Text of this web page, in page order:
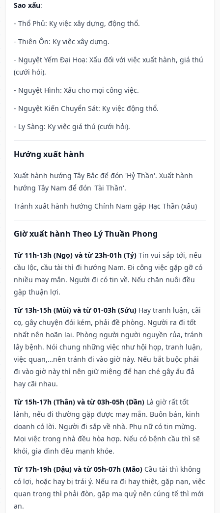
Sao xấu:
- Thổ Phủ: Kỵ việc xây dựng, động thổ.
- Thiên Ôn: Kỵ việc xây dựng.
- Nguyệt Yếm Đại Hoạ: Xấu đối với việc xuất hành, giá thú
(cưới hỏi).
- Nguyệt Hình: Xấu cho mọi công việc.
- Nguyệt Kiến Chuyển Sát: Kỵ việc động thổ.
- Ly Sàng: Kỵ việc giá thú (cưới hỏi).
Hướng xuất hành
Xuất hành hướng Tây Bắc để đón 'Hỷ Thần'. Xuất hành
hướng Tây Nam để đón 'Tài Thần'.
Tránh xuất hành hướng Chính Nam gặp Hạc Thần (xấu)
Giờ xuất hành Theo Lý Thuần Phong
Từ 11h-13h (Ngọ) và từ 23h-01h (Tý) Tin vui sắp tới, nếu
cầu lộc, cầu tài thì đi hướng Nam. Đi công việc gặp gỡ có
nhiều may mắn. Người đi có tin về. Nếu chăn nuôi đều
gặp thuận lợi.
Từ 13h-15h (Mùi) và từ 01-03h (Sửu) Hay tranh luận, cãi
cọ, gây chuyện đói kém, phải đề phòng. Người ra đi tốt
nhất nên hoãn lại. Phòng người người nguyền rủa, tránh
lây bệnh. Nói chung những việc như hội họp, tranh luận,
việc quan,…nên tránh đi vào giờ này. Nếu bắt buộc phải
đi vào giờ này thì nên giữ miệng để hạn ché gây ẩu đả
hay cãi nhau.
Từ 15h-17h (Thân) và từ 03h-05h (Dần) Là giờ rất tốt
lành, nếu đi thường gặp được may mắn. Buôn bán, kinh
doanh có lời. Người đi sắp về nhà. Phụ nữ có tin mừng.
Mọi việc trong nhà đều hòa hợp. Nếu có bệnh cầu thì sẽ
khỏi, gia đình đều mạnh khỏe.
Từ 17h-19h (Dậu) và từ 05h-07h (Mão) Cầu tài thì không
có lợi, hoặc hay bị trái ý. Nếu ra đi hay thiệt, gặp nạn, việc
quan trọng thì phải đòn, gặp ma quỷ nên cúng tế thì mới
an.